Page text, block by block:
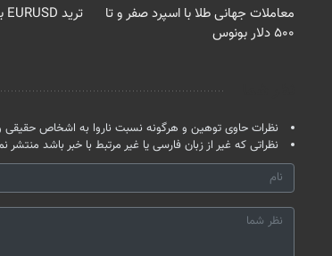
معاملات جهانی طلا با اسپرد صفر و تا
۵۰۰ دلار بونوس
ترید EURUSD با اسپرد از صفر پیپ
نظرات حاوی توهین و هرگونه نسبت ناروا به اشخاص
نظراتی که غیر از زبان فارسی یا غیر مرتبط با خبر باشد منتشر